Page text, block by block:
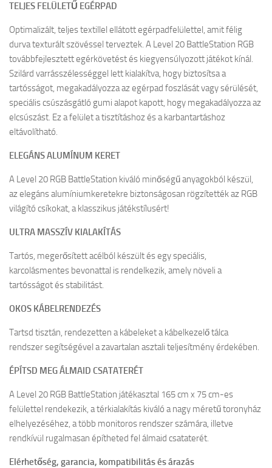
TELJES FELÜLETŰ EGÉRPAD
Optimalizált, teljes textillel ellátott egérpadfelülettel, amit félig
durva texturált szövéssel terveztek. A Level 20 BattleStation RGB
továbbfejlesztett egérkövetést és kiegyensúlyozott játékot kínál.
Szilárd varrásszélességgel lett kialakítva, hogy biztosítsa a
tartósságot, megakadályozza az egérpad foszlását vagy sérülését,
speciális csúszásgátló gumi alapot kapott, hogy megakadályozza az
elcsúszást. Ez a felület a tisztításhoz és a karbantartáshoz
eltávolítható.
ELEGÁNS ALUMÍNUM KERET
A Level 20 RGB BattleStation kiváló minőségű anyagokból készül,
az elegáns alumíniumkeretekre biztonságosan rögzítették az RGB
világító csíkokat, a klasszikus játékstílusért!
ULTRA MASSZÍV KIALAKÍTÁS
Tartós, megerősített acélból készült és egy speciális,
karcolásmentes bevonattal is rendelkezik, amely növeli a
tartósságot és stabilitást.
OKOS KÁBELRENDEZÉS
Tartsd tisztán, rendezetten a kábeleket a kábelkezelő tálca
rendszer segítségével a zavartalan asztali teljesítmény érdekében.
ÉPÍTSD MEG ÁLMAID CSATATERÉT
A Level 20 RGB BattleStation játékasztal 165 cm x 75 cm-es
felülettel rendekezik, a térkialakítás kiváló a nagy méretű toronyház
elhelyezéséhez, a több monitoros rendszer számára, illetve
rendkívül rugalmasan építheted fel álmaid csataterét.
Elérhetőség, garancia, kompatibilitás és árazás